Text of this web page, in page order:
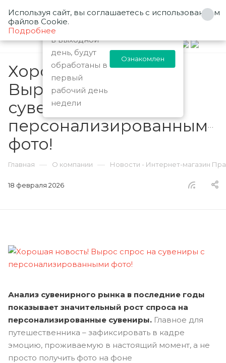
Хорошая новость!
Вырос спрос на
сувениры с
персонализированными
фото!
Главная — О компании — Новости - Интернет-магазин
18 февраля 2026
Анализ сувенирного рынка в последние годы
показывает значительный рост спроса на
персонализированные сувениры. Главное для
путешественника – зафиксировать в кадре
эмоцию, проживаемую в настоящий момент, а не
просто получить фото на фоне
Заказы
оформленные
в выходной
день, будут
обработаны в
первый
рабочий день
недели
Ознакомлен
Используя сайт, вы соглашаетесь с использованием
файлов Cookie.
Подробнее